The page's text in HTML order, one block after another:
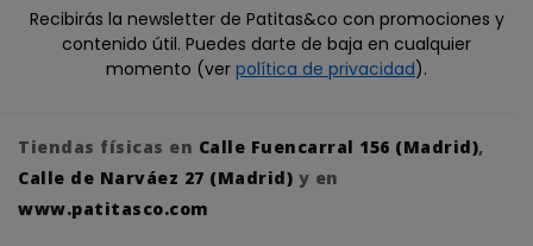
Recibirás la newsletter de Patitas&co con promociones y
contenido útil. Puedes darte de baja en cualquier
momento (ver política de privacidad).
Tiendas físicas en Calle Fuencarral 156 (Madrid),
Calle de Narváez 27 (Madrid) y en
www.patitasco.com